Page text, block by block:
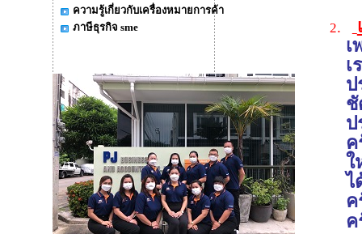
ความรู้เกี่ยวกับเครื่องหมายการค้า
ภาษีธุรกิจ sme
2.
เ
เ
ป
ชั
ป
ค
ใ
ไ
ค
ค